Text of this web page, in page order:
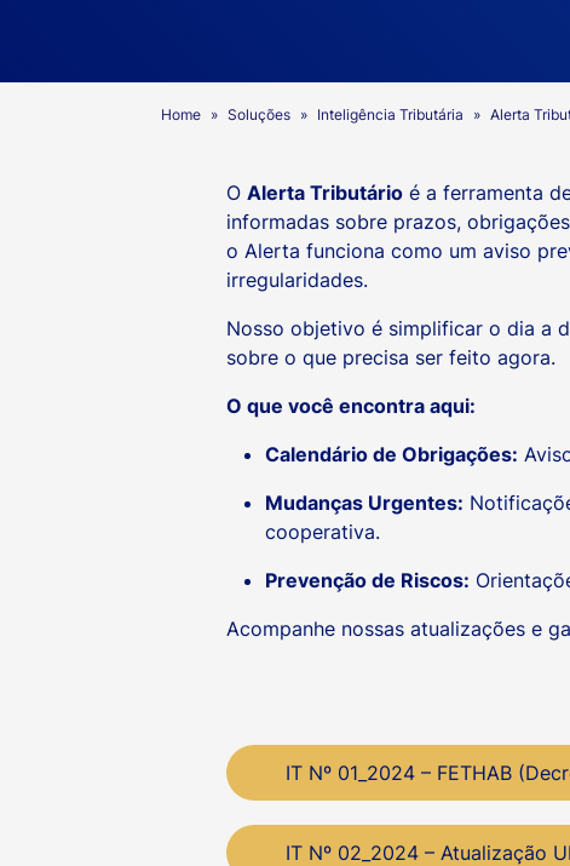
Home Soluções Inteligência Tributária Alerta
O Alerta Tributário é a ferramenta
informadas sobre prazos,
o Alerta funciona como um aviso
irregularidades.
Nosso objetivo é simplificar o dia a
sobre o que precisa ser feito agora.
O que você encontra aqui:
Calendário de Obrigações:
Mudanças Urgentes:
cooperativa.
Prevenção de Riscos:
Acompanhe nossas atualizações e
IT Nº 01_2024 – FETHAB
IT Nº 02_2024 – Atualização